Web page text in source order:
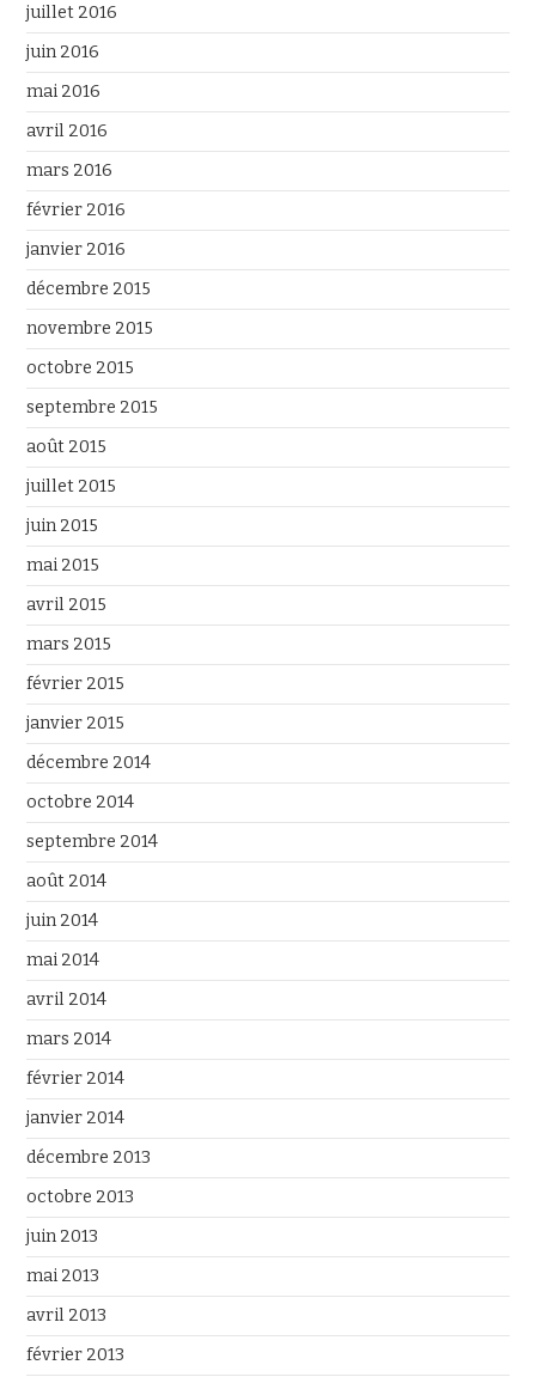
juillet 2016
juin 2016
mai 2016
avril 2016
mars 2016
février 2016
janvier 2016
décembre 2015
novembre 2015
octobre 2015
septembre 2015
août 2015
juillet 2015
juin 2015
mai 2015
avril 2015
mars 2015
février 2015
janvier 2015
décembre 2014
octobre 2014
septembre 2014
août 2014
juin 2014
mai 2014
avril 2014
mars 2014
février 2014
janvier 2014
décembre 2013
octobre 2013
juin 2013
mai 2013
avril 2013
février 2013